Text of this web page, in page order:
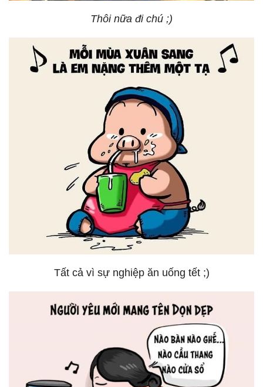
Thôi nữa đi chú ;)
Tất cả vì sự nghiệp ăn uống tết ;)